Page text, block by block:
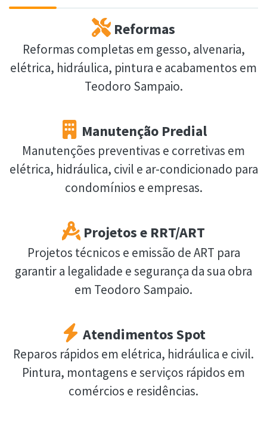
Reformas
Reformas completas em gesso, alvenaria,
elétrica, hidráulica, pintura e acabamentos em
Teodoro Sampaio.
Manutenção Predial
Manutenções preventivas e corretivas em
elétrica, hidráulica, civil e ar-condicionado para
condomínios e empresas.
Projetos e RRT/ART
Projetos técnicos e emissão de ART para
garantir a legalidade e segurança da sua obra
em Teodoro Sampaio.
Atendimentos Spot
Reparos rápidos em elétrica, hidráulica e civil.
Pintura, montagens e serviços rápidos em
comércios e residências.